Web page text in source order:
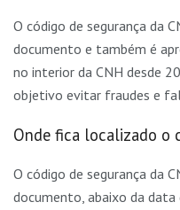
O código de segurança da
documento e também é
no interior da CNH desde
objetivo evitar fraudes e
Onde fica localizado o
O código de segurança da
documento, abaixo da